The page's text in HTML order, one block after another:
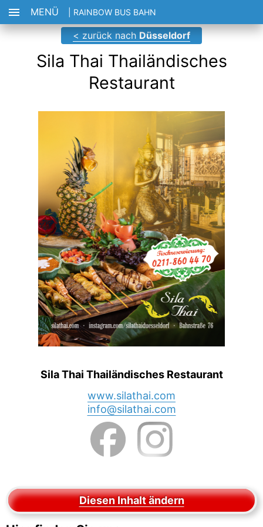
MENÜ | RAINBOW BUS BAHN
< zurück nach Düsseldorf
Sila Thai Thailändisches
Restaurant
Sila Thai Thailändisches Restaurant
www.silathai.com
info@silathai.com
Diesen Inhalt ändern